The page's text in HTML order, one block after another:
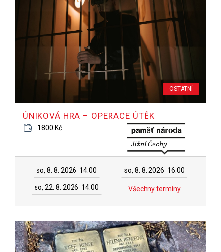
OSTATNÍ
ÚNIKOVÁ HRA – OPERACE ÚTĚK
1800 Kč
so, 8. 8. 2026 14:00 so, 8. 8. 2026 16:00
so, 22. 8. 2026 14:00 Všechny termíny